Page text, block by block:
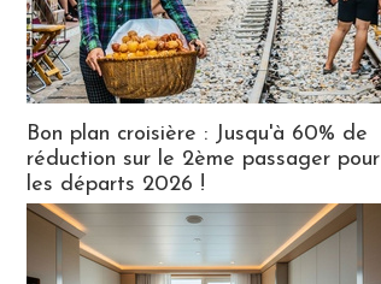
Bon plan croisière : Jusqu'à 60% de
réduction sur le 2ème passager pour
les départs 2026 !